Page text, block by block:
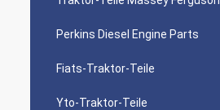
Perkins Diesel Engine Parts
Fiats-Traktor-Teile
Yto-Traktor-Teile